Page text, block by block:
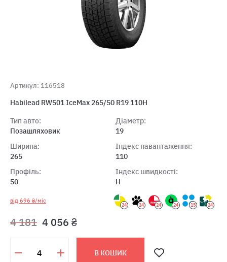
Артикул: 116518
Habilead RW501 IceMax 265/50 R19 110H
Тип авто:
Позашляховик
Ширина:
265
Профіль:
50
Діаметр:
19
Індекс навантаження:
110
Індекс швидкості:
H
від 696 ₴/міс
24 24 24 24 15 24
4 181 4 056 ₴
В КОШИК